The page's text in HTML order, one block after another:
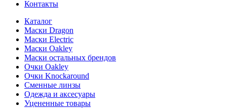
Контакты
Каталог
Маски Dragon
Маски Electric
Маски Oakley
Маски остальных брендов
Очки Oakley
Очки Knockaround
Сменные линзы
Одежда и аксесуары
Уцененные товары